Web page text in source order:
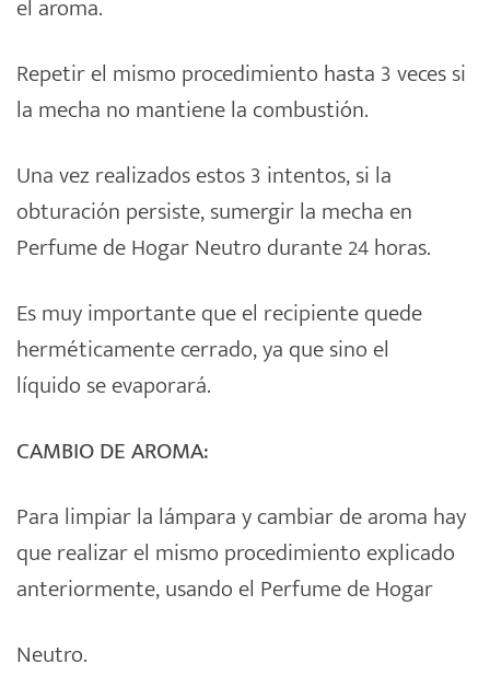
el aroma.
Repetir el mismo procedimiento hasta 3 veces si
la mecha no mantiene la combustión.
Una vez realizados estos 3 intentos, si la
obturación persiste, sumergir la mecha en
Perfume de Hogar Neutro durante 24 horas.
Es muy importante que el recipiente quede
herméticamente cerrado, ya que sino el
líquido se evaporará.
CAMBIO DE AROMA:
Para limpiar la lámpara y cambiar de aroma hay
que realizar el mismo procedimiento explicado
anteriormente, usando el Perfume de Hogar
Neutro.